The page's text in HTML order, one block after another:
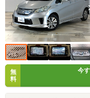
無
料
今